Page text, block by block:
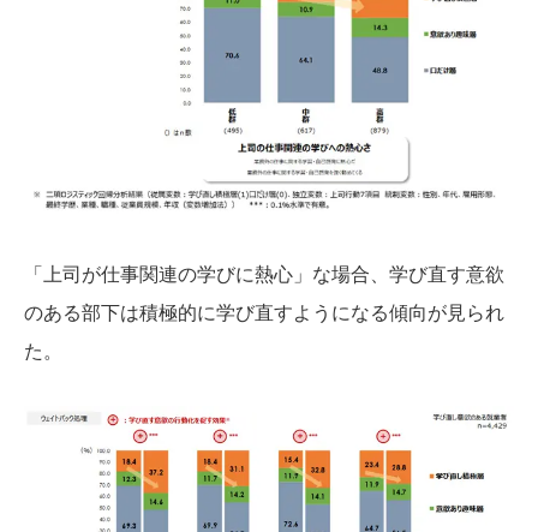
「上司が仕事関連の学びに熱心」な場合、学び直す意欲
のある部下は積極的に学び直すようになる傾向が見られ
た。